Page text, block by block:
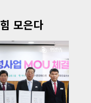
모은다